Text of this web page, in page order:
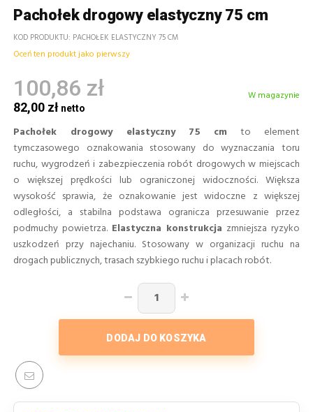
Pachołek drogowy elastyczny 75 cm
KOD PRODUKTU PACHOŁEK ELASTYCZNY 75 CM
Oceń ten produkt jako pierwszy
100,86 zł
82,00 zł
W magazynie
Pachołek drogowy elastyczny 75 cm to element
tymczasowego oznakowania stosowany do wyznaczania toru
ruchu, wygrodzeń i zabezpieczenia robót drogowych w miejscach
o większej prędkości lub ograniczonej widoczności. Większa
wysokość sprawia, że oznakowanie jest widoczne z większej
odległości, a stabilna podstawa ogranicza przesuwanie przez
podmuchy powietrza. Elastyczna konstrukcja zmniejsza ryzyko
uszkodzeń przy najechaniu. Stosowany w organizacji ruchu na
drogach publicznych, trasach szybkiego ruchu i placach robót.
DODAJ DO KOSZYKA